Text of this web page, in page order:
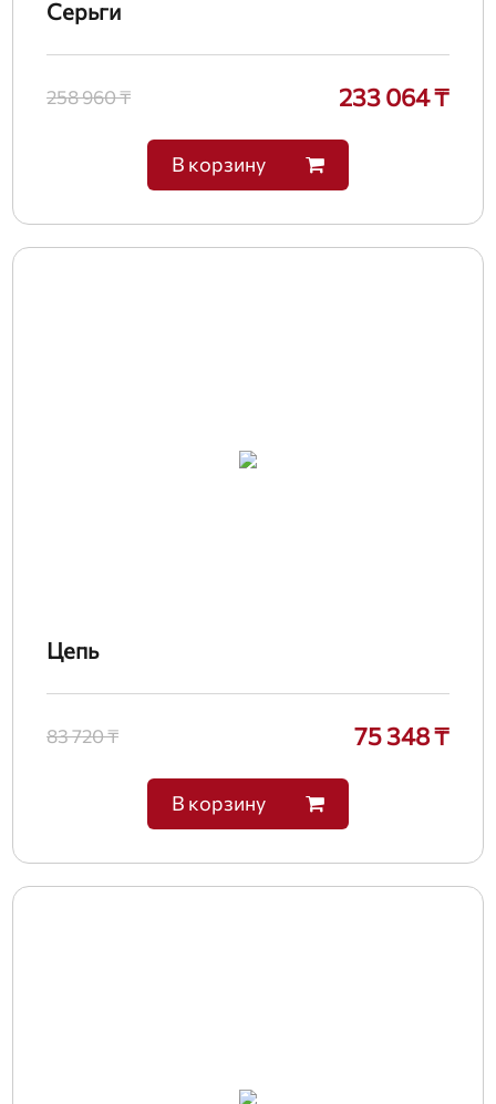
Серьги
258 960 ₸ 233 064 ₸
В корзину
Цепь
83 720 ₸ 75 348 ₸
В корзину